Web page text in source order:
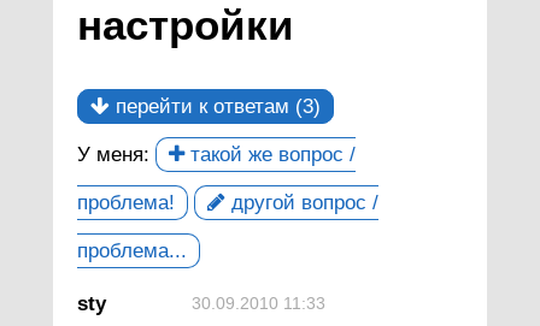
настройки
перейти к ответам (3)
У меня: такой же вопрос /
проблема! другой вопрос /
проблема...
sty 30.09.2010 11:33